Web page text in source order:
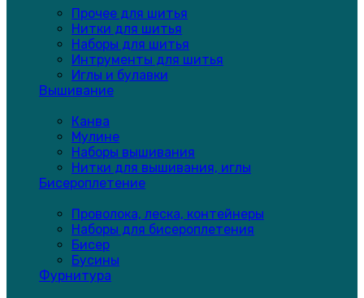
Прочее для шитья
Нитки для шитья
Наборы для шитья
Интрументы для шитья
Иглы и булавки
Вышивание
Канва
Мулине
Наборы вышивания
Нитки для вышивания, иглы
Бисероплетение
Проволока, леска, контейнеры
Наборы для бисероплетения
Бисер
Бусины
Фурнитура